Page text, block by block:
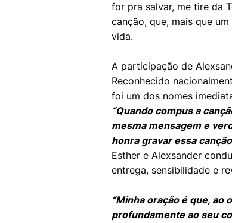
for pra salvar, me tire da
canção, que, mais que
vida.
A participação de
Reconhecido
foi um dos nomes
“Quando compus a
mesma mensagem e
honra gravar essa
Esther e Alexsander
entrega, sensibilidade e
“Minha oração é que, ao
profundamente ao seu